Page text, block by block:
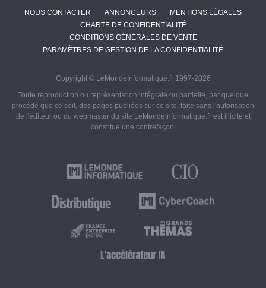
NOUS CONTACTER ANNONCEURS
MENTIONS LÉGALES
CHARTE DE CONFIDENTIALITÉ
CONDITIONS GÉNÉRALES DE VENTE
PARAMÈTRES DE GESTION DE LA CONFIDENTIALITÉ
Copyright © LeMondeInformatique.fr 1997-2026
Toute reproduction ou représentation intégrale ou partielle, par quelque
procédé que ce soit, des pages publiées sur ce site, faite sans l'autorisation
de l'éditeur ou du webmaster du site LeMondeInformatique.fr est illicite et
constitue une contrefaçon.